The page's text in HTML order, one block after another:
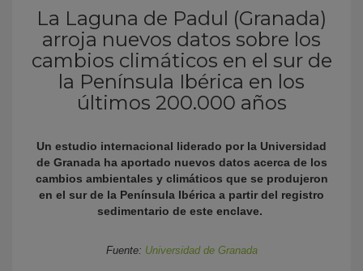
La Laguna de Padul (Granada)
arroja nuevos datos sobre los
cambios climáticos en el sur de
la Península Ibérica en los
últimos 200.000 años
Un estudio internacional liderado por la Universidad
de Granada ha aportado nuevos datos acerca de los
cambios ambientales y climáticos que se produjeron
en el sur de la Península Ibérica a partir del registro
sedimentario de este enclave.
Fuente: Universidad de Granada